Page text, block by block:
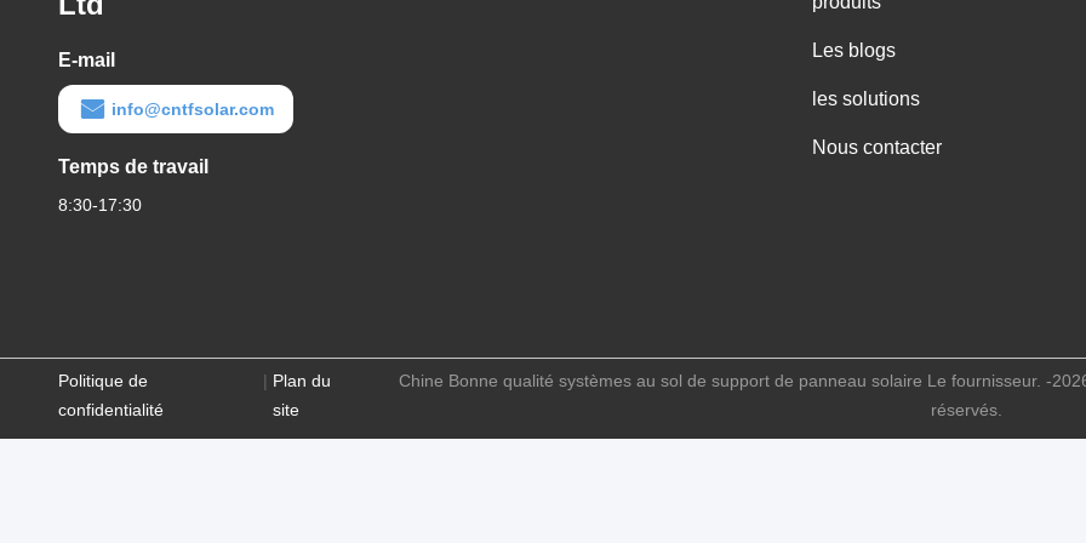
E-mail
info@cntfsolar.com
Temps de travail
8:30-17:30
Les blogs
les solutions
Nous contacter
Politique de
confidentialité
| Plan du
site
Chine Bonne qualité systèmes au sol de support de panneau solaire Le fournisseur. -
réservés.